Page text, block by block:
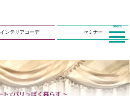
インテリアコーデ セミナー
menu